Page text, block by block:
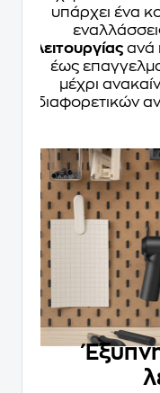
υπάρχει ένα
λειτουργίαςανά
έως
μέχρι
διαφορετικών